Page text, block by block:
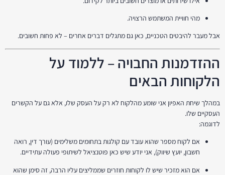
מהי חוויית המשתמש הרצויה.
אבל מעבר להיבטים הטכניים, כאן גם מתגלים דברים אחרים – לא פחות חשובים.
ההזדמנות החבויה – ללמוד על
הלקוחות הבאים
במהלך שיחת האפיון אני שומע מהלקוח לא רק על העסק שלו, אלא גם על הקשרים
העסקיים שלו.
לדוגמה:
אם לקוח מספר שהוא עובד עם קולגות בתחומים משלימים (עורך דין, רואה
חשבון, יועץ שיווק), אני יודע שיש כאן פוטנציאל לשיתופי פעולה עתידיים.
אם הוא מזכיר שיש לו לקוחות חוזרים שממליצים עליו הרבה, זה סימן שהוא